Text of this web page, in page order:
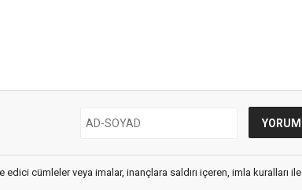
edici cümleler veya imalar, inançlara saldırı içeren, imla kuralları ile